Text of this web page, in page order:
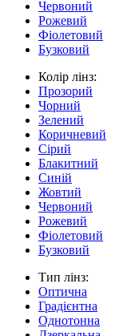
Червоний
Рожевий
Фіолетовий
Бузковий
Колір лінз:
Прозорий
Чорний
Зелений
Коричневий
Сірий
Блакитний
Синій
Жовтий
Червоний
Рожевий
Фіолетовий
Бузковий
Тип лінз:
Оптична
Градієнтна
Однотонна